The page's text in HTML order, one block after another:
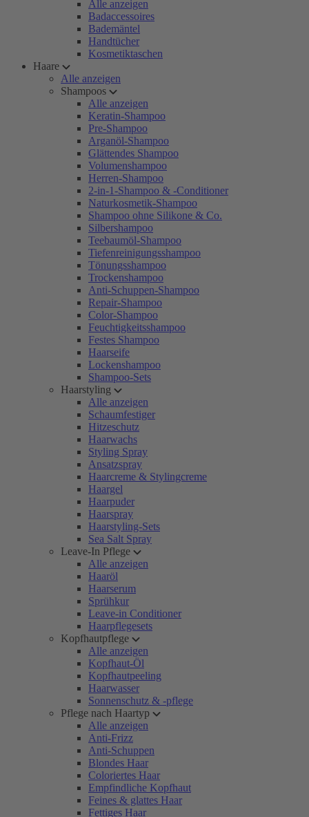
Alle anzeigen
Badaccessoires
Bademäntel
Handtücher
Kosmetiktaschen
Haare
Alle anzeigen
Shampoos
Alle anzeigen
Keratin-Shampoo
Pre-Shampoo
Arganöl-Shampoo
Glättendes Shampoo
Volumenshampoo
Herren-Shampoo
2-in-1-Shampoo & -Conditioner
Naturkosmetik-Shampoo
Shampoo ohne Silikone & Co.
Silbershampoo
Teebaumöl-Shampoo
Tiefenreinigungsshampoo
Tönungsshampoo
Trockenshampoo
Anti-Schuppen-Shampoo
Repair-Shampoo
Color-Shampoo
Feuchtigkeitsshampoo
Festes Shampoo
Haarseife
Lockenshampoo
Shampoo-Sets
Haarstyling
Alle anzeigen
Schaumfestiger
Hitzeschutz
Haarwachs
Styling Spray
Ansatzspray
Haarcreme & Stylingcreme
Haargel
Haarpuder
Haarspray
Haarstyling-Sets
Sea Salt Spray
Leave-In Pflege
Alle anzeigen
Haaröl
Haarserum
Sprühkur
Leave-in Conditioner
Haarpflegesets
Kopfhautpflege
Alle anzeigen
Kopfhaut-Öl
Kopfhautpeeling
Haarwasser
Sonnenschutz & -pflege
Pflege nach Haartyp
Alle anzeigen
Anti-Frizz
Anti-Schuppen
Blondes Haar
Coloriertes Haar
Empfindliche Kopfhaut
Feines & glattes Haar
Fettiges Haar